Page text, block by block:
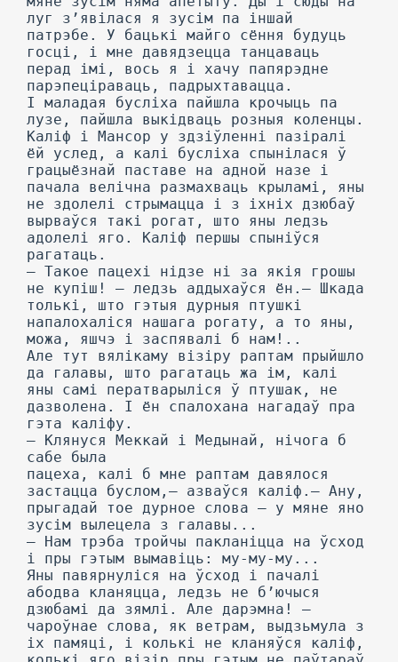
луг з’явілася я зусім па іншай
патрэбе. У бацькі майго сёння будуць
госці, і мне давядзецца танцаваць
перад імі, вось я і хачу папярэдне
парэпеціраваць, падрыхтавацца.
I маладая бусліха пайшла крочыць па
лузе, пайшла выкідваць розныя коленцы.
Каліф і Мансор у здзіўленні пазіралі
ёй услед, а калі бусліха спынілася ў
грацыёзнай паставе на адной назе і
пачала велічна размахваць крыламі, яны
не здолелі стрымацца і з іхніх дзюбаў
вырваўся такі рогат, што яны ледзь
адолелі яго. Каліф першы спыніўся
рагатаць.
— Такое пацехі нідзе ні за якія грошы
не купіш! — ледзь аддыхаўся ён.— Шкада
толькі, што гэтыя дурныя птушкі
напалохаліся нашага рогату, a то яны,
можа, яшчэ і заспявалі б нам!..
Але тут вялікаму візіру раптам прыйшло
да галавы, што рагатаць жа ім, калі
яны самі ператварыліся ў птушак, не
дазволена. I ён спалохана нагадаў пра
гэта каліфу.
— Клянуся Меккай і Медынай, нічога б
сабе была
пацеха, калі б мне раптам давялося
застацца буслом,— азваўся каліф.— Ану,
прыгадай тое дурное слова — у мяне яно
зусім вылецела з галавы...
— Нам трэба тройчы пакланіцца на ўсход
і пры гэтым вымавіць: му-му-му...
Яны павярнуліся на ўсход і пачалі
абодва кланяцца, ледзь не б’ючыся
дзюбамі да зямлі. Але дарэмна! —
чароўнае слова, як ветрам, выдзьмула з
іх памяці, і колькі не кланяўся каліф,